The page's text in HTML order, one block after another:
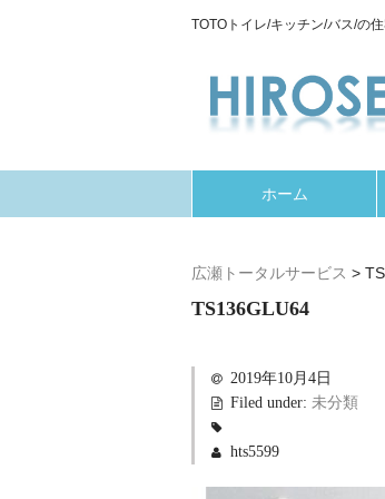
TOTOトイレ/キッチン/バス/の
ホーム
広瀬トータルサービス >
TS136GLU64
2019年10月4日
Filed under: 未分類
hts5599